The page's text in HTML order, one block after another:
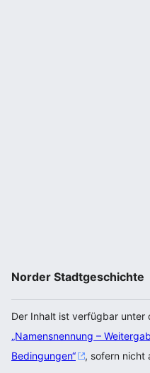
Norder Stadtgeschichte
Der Inhalt ist verfügbar unter
„Namensnennung –
Bedingungen“
, sofern nicht